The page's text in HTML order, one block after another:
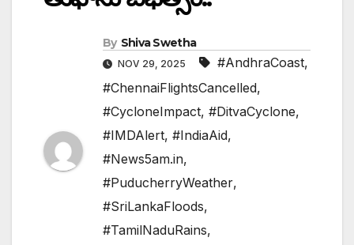
By Shiva Swetha
NOV 29, 2025 #AndhraCoast,
#ChennaiFlightsCancelled,
#CycloneImpact, #DitvaCyclone,
#IMDAlert, #IndiaAid,
#News5am.in,
#PuducherryWeather,
#SriLankaFloods,
#TamilNaduRains,